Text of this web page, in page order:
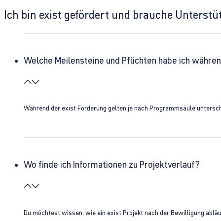
Ich bin exist gefördert und brauche
Welche Meilensteine und Pflichten habe ich
Während der exist Förderung gelten je nach Programmsäule
Wo finde ich Informationen zu Projektverlauf?
Du möchtest wissen, wie ein exist Projekt nach der Bewilligung